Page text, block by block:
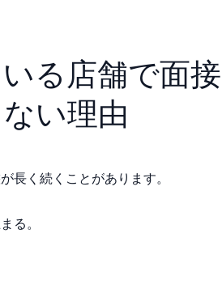
る店舗で面
い理由
長く続くことがあります。
る。